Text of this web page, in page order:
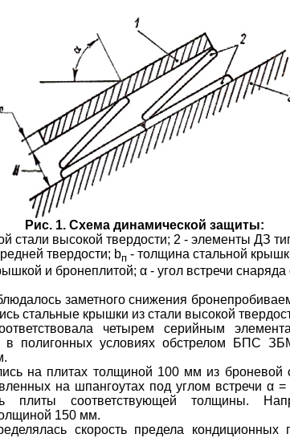
Рис. 1. Схема динамической защиты:
стали высокой твердости; 2 - элементы ДЗ
твердости; bп- толщина стальной
и бронеплитой; α- угол встречи снаряда
заметного снижения
стальные крышки из стали высокой
четырем серийным
в полигонных условиях обстрелом БПС
на плитах толщиной 100 мм из броневой
на шпангоутах под углом встречи α=
плиты соответствующей толщины.
150 мм.
скорость предела кондиционных